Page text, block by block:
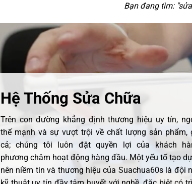
Bạn đang tìm: "
Hệ Thống Sửa Chữa
Trên con đường khẳng định thương hiệu uy tín,
thế mạnh và sự vượt trội về chất lượng sản phẩm,
cả; chúng tôi luôn đặt quyền lợi của khách
phương châm hoạt động hàng đầu. Một yếu tố tạo
nên niềm tin và thương hiệu của Suachua60s là đội